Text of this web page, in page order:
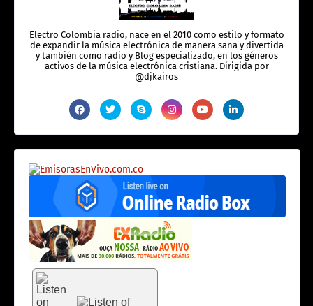
Electro Colombia radio, nace en el 2010 como estilo y formato
de expandir la música electrónica de manera sana y divertida
y también como radio y Blog especializado, en los géneros
activos de la música electrónica cristiana. Dirigida por
@djkairos